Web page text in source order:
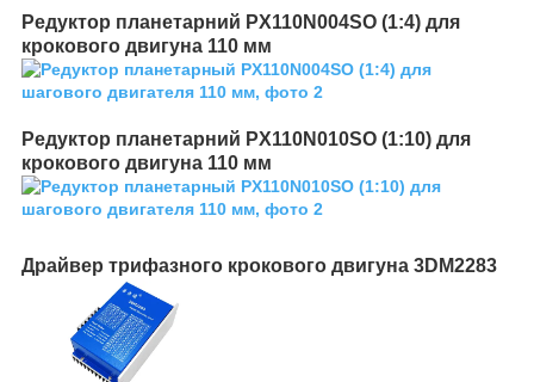
Редуктор планетарний PX110N004SO (1:4) для
крокового двигуна 110 мм
Редуктор планетарний PX110N010SO (1:10) для
крокового двигуна 110 мм
Драйвер трифазного крокового двигуна 3DM2283